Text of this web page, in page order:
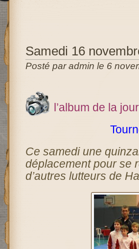
Samedi 16
Posté par admin le 6
l’album de la
Ce samedi une
déplacement pour se
d’autres lutteurs de